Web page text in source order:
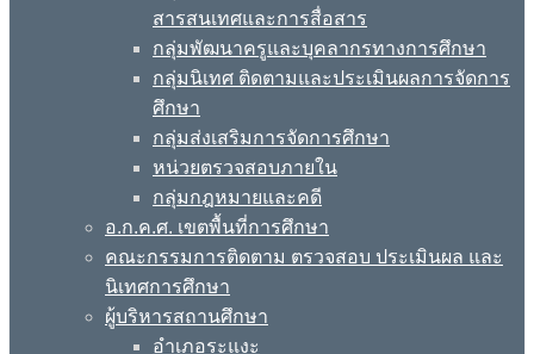
สารสนเทศและการสื่อสาร
กลุ่มพัฒนาครูและบุคลากรทางการศึกษา
กลุ่มนิเทศ ติดตามและประเมินผลการจัดการ
ศึกษา
กลุ่มส่งเสริมการจัดการศึกษา
หน่วยตรวจสอบภายใน
กลุ่มกฎหมายและคดี
อ.ก.ค.ศ. เขตพื้นที่การศึกษา
คณะกรรมการติดตาม ตรวจสอบ ประเมินผล และ
นิเทศการศึกษา
ผู้บริหารสถานศึกษา
อำเภอระแงะ